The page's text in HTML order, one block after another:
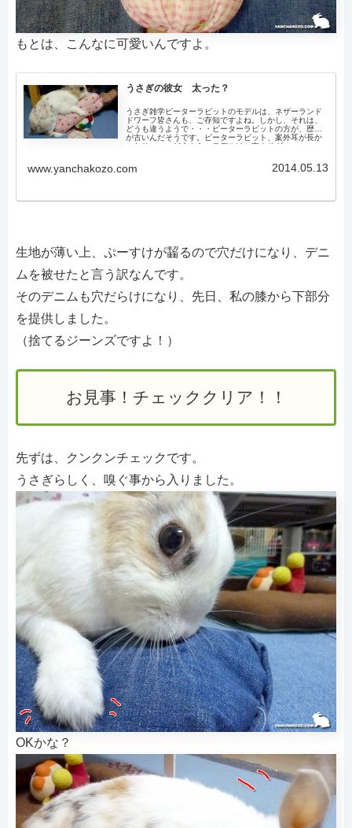
もとは、こんなに可愛いんですよ。
うさぎの彼女 太った？
うさぎ雑学ピーターラビットのモデルは、ネザーランド
ドワーフ皆さんも、ご存知ですよね。しかし、それは、
どうも違うようで・・・ピーターラビットの方が、歴史
が古いんだそうです。ピーターラビット、案外耳が長か
ったり・・・どうやら、モデルは、穴ウサギ...
www.yanchakozo.com 2014.05.13
生地が薄い上、ぷーすけが齧るので穴だけになり、デニ
ムを被せたと言う訳なんです。
そのデニムも穴だらけになり、先日、私の膝から下部分
を提供しました。
（捨てるジーンズですよ！）
お見事！チェッククリア！！
先ずは、クンクンチェックです。
うさぎらしく、嗅ぐ事から入りました。
OKかな？